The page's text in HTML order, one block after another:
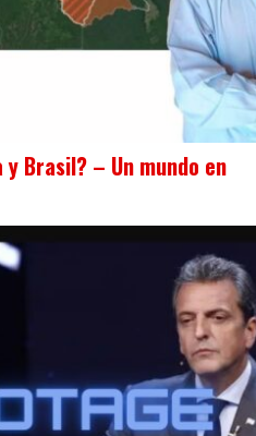
Brasil? – Un mundo en